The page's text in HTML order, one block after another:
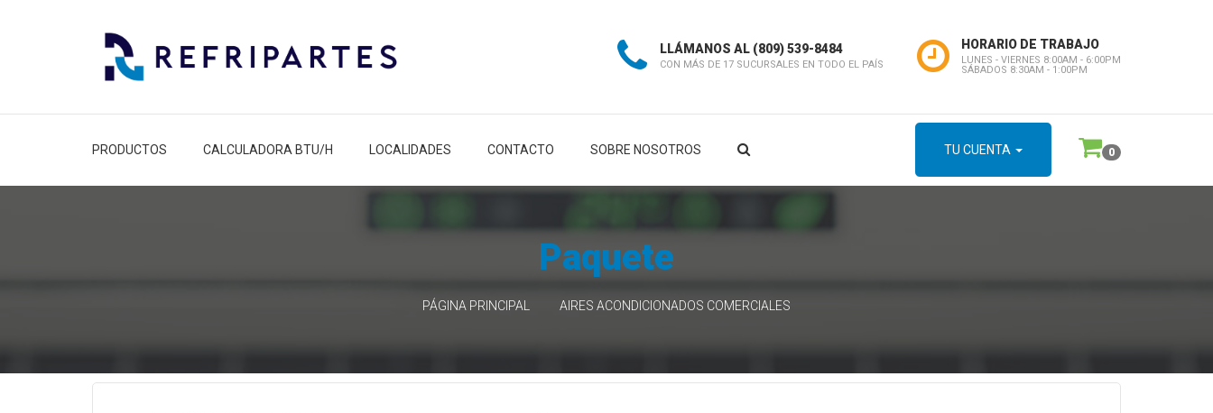
LLÁMANOS AL (809) 539-8484
CON MÁS DE 17 SUCURSALES EN TODO EL PAÍS
HORARIO DE TRABAJO
LUNES - VIERNES 8:00AM - 6:00PM
SÁBADOS 8:30AM - 1:00PM
PRODUCTOS CALCULADORA BTU/H LOCALIDADES CONTACTO SOBRE NOSOTROS TU CUENTA 0
Paquete
PÁGINA PRINCIPAL AIRES ACONDICIONADOS COMERCIALES